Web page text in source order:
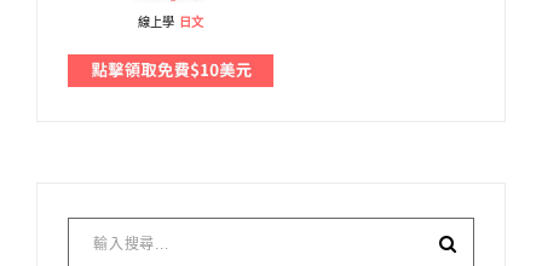
線上學 日文